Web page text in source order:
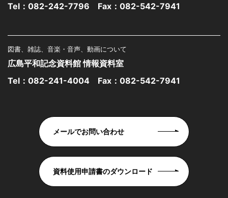
Tel： 082-242-7796 Fax：082-542-7941
図書、雑誌、音楽・音声、動画について
広島平和記念資料館 情報資料室
Tel： 082-241-4004 Fax：082-542-7941
メールでお問い合わせ
資料使用申請書のダウンロード